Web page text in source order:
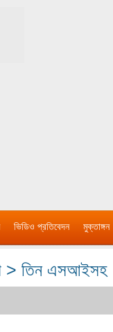
ভিডিও প্রতিবেদন মুক্তাঙ্গন
> তিন